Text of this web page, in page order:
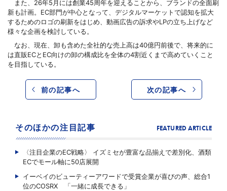
また、26年5月には創業45周年を迎えることから、ブランドの全面刷
新も計画。EC部門が中心となって、デジタルマーケットで認知を拡大
するためのロゴの刷新をはじめ、動画広告の訴求やLPの立ち上げなど
様々な企画を検討している。
なお、現在、卸も含めた全社的な売上高は40億円前後で、将来的に
は直販ECとEC向けの卸の構成比を全体の4割近くまで高めていくこと
を目指している。
前の記事へ 次の記事へ
そのほかの注目記事 FEATURED ARTICLE
〈注目企業のEC戦略〉 イズミセが豊富な品揃えで差別化、酒類
ECでモール軸に50店展開
イーベイのビューティーアワードで受賞企業が喜びの声、総合1
位のCOSRX 「一緒に成長できる」